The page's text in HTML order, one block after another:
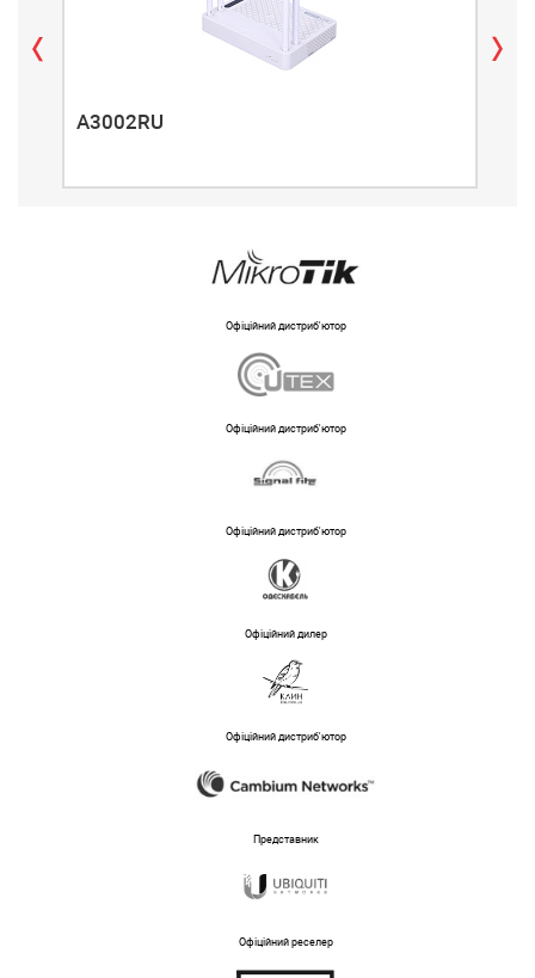
A3002RU
Офіційний дистриб'ютор
Офіційний дистриб'ютор
Офіційний дистриб'ютор
Офіційний дилер
Офіційний дистриб'ютор
Представник
Офіційний реселер